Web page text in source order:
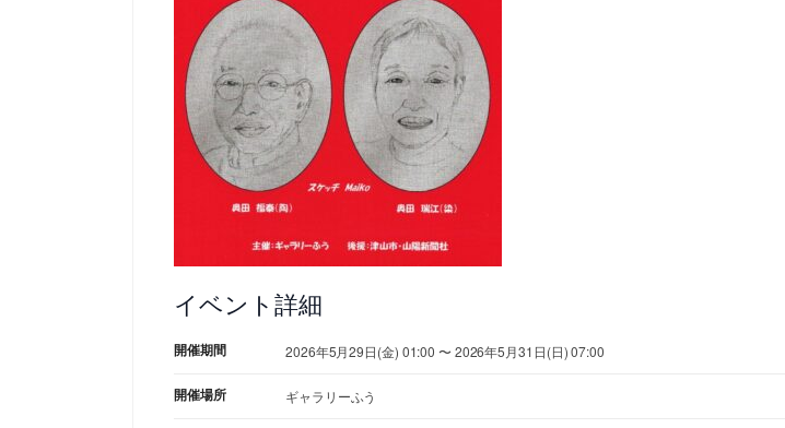
イベント詳細
開催期間 2026年5月29日(金) 01:00 〜 2026年5月31日(日) 07:00
開催場所 ギャラリーふう